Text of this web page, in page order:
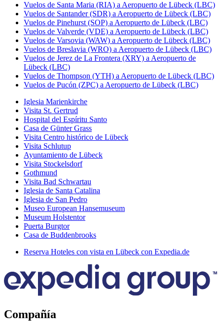
Vuelos de Santa Maria (RIA) a Aeropuerto de Lübeck (LBC)
Vuelos de Santander (SDR) a Aeropuerto de Lübeck (LBC)
Vuelos de Pinehurst (SOP) a Aeropuerto de Lübeck (LBC)
Vuelos de Valverde (VDE) a Aeropuerto de Lübeck (LBC)
Vuelos de Varsovia (WAW) a Aeropuerto de Lübeck (LBC)
Vuelos de Breslavia (WRO) a Aeropuerto de Lübeck (LBC)
Vuelos de Jerez de La Frontera (XRY) a Aeropuerto de
Lübeck (LBC)
Vuelos de Thompson (YTH) a Aeropuerto de Lübeck (LBC)
Vuelos de Pucón (ZPC) a Aeropuerto de Lübeck (LBC)
Iglesia Marienkirche
Visita St. Gertrud
Hospital del Espíritu Santo
Casa de Günter Grass
Visita Centro histórico de Lübeck
Visita Schlutup
Ayuntamiento de Lübeck
Visita Stockelsdorf
Gothmund
Visita Bad Schwartau
Iglesia de Santa Catalina
Iglesia de San Pedro
Museo European Hansemuseum
Museum Holstentor
Puerta Burgtor
Casa de Buddenbrooks
Reserva Hoteles con vista en Lübeck con Expedia.de
Compañía